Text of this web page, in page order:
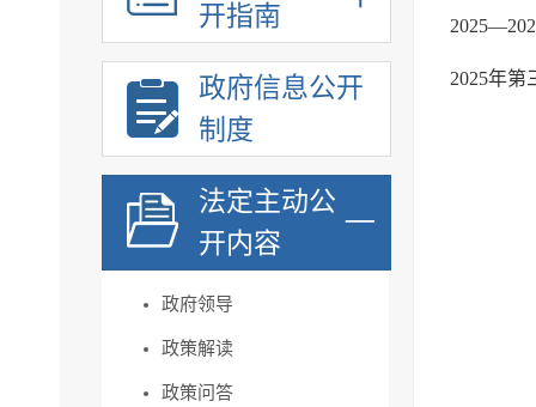
开指南
政府信息公开
制度
法定主动公
开内容
政府领导
政策解读
政策问答
2025年